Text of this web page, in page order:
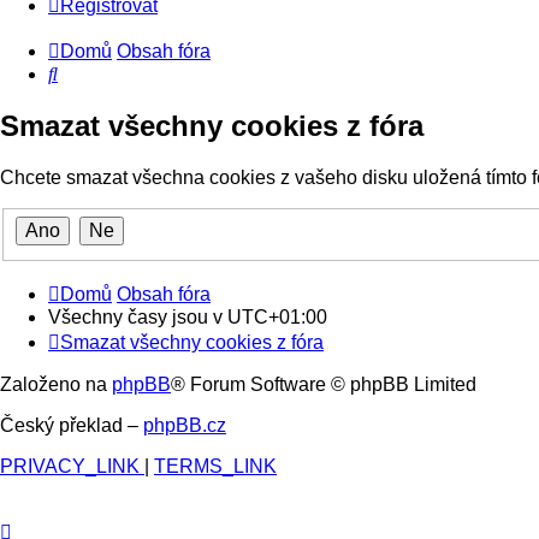
Registrovat
Domů Obsah fóra
Hledat
Smazat všechny cookies z fóra
Chcete smazat všechna cookies z vašeho disku uložená tímto
Domů Obsah fóra
Všechny časy jsou v UTC+01:00
Smazat všechny cookies z fóra
Založeno na phpBB® Forum Software © phpBB Limited
Český překlad – phpBB.cz
PRIVACY_LINK
TERMS_LINK